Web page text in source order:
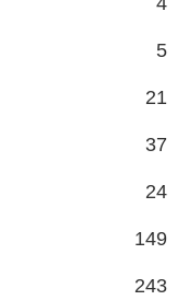
5
21
37
24
149
243